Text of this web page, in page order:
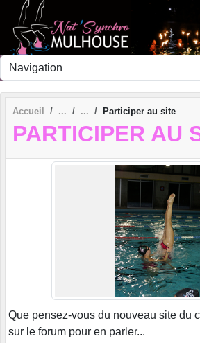
Accueil Participer au site
PARTICIPER AU
Que pensez-vous du nouveau site du
sur le forum pour en parler...
Panneau de gestion des cookies